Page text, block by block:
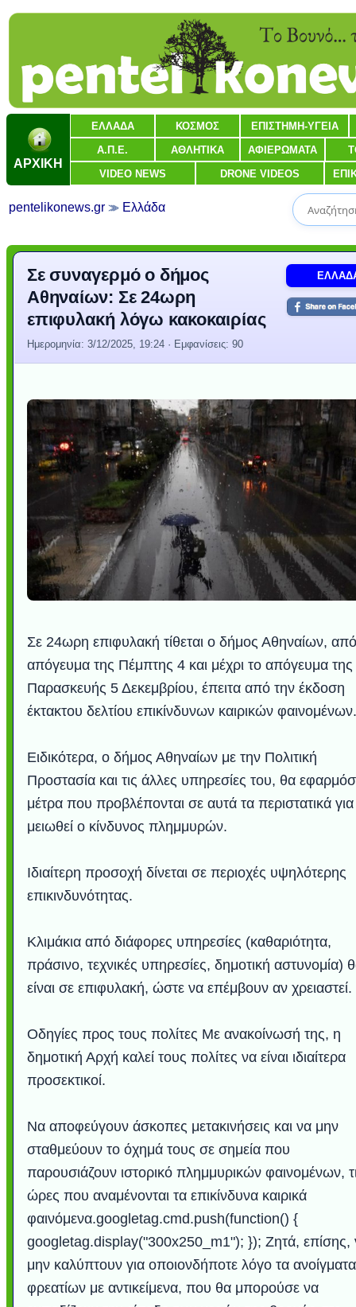
ΑΡΧΙΚΗ
ΕΛΛΑΔΑ ΚΟΣΜΟΣ ΕΠΙΣΤΗΜΗ-ΥΓΕΙΑ
Α.Π.Ε. ΑΘΛΗΤΙΚΑ ΑΦΙΕΡΩΜΑΤΑ
VIDEO NEWS DRONE VIDEOS
pentelikonews.gr Ελλάδα
Σε συναγερμό ο δήμος
Αθηναίων: Σε 24ωρη
επιφυλακή λόγω κακοκαιρίας
Ημερομηνία: 3/12/2025, 19:24 · Εμφανίσεις: 90
Σε 24ωρη επιφυλακή τίθεται ο δήμος Αθηναίων,
απόγευμα της Πέμπτης 4 και μέχρι το απόγευμα της
Παρασκευής 5 Δεκεμβρίου, έπειτα από την έκδοση
έκτακτου δελτίου επικίνδυνων καιρικών φαινομένων.
Ειδικότερα, ο δήμος Αθηναίων με την Πολιτική
Προστασία και τις άλλες υπηρεσίες του, θα
μέτρα που προβλέπονται σε αυτά τα περιστατικά
μειωθεί ο κίνδυνος πλημμυρών.
Ιδιαίτερη προσοχή δίνεται σε περιοχές υψηλότερης
επικινδυνότητας.
Κλιμάκια από διάφορες υπηρεσίες (καθαριότητα,
πράσινο, τεχνικές υπηρεσίες, δημοτική αστυνομία)
είναι σε επιφυλακή, ώστε να επέμβουν αν χρειαστεί.
Οδηγίες προς τους πολίτες Με ανακοίνωσή της, η
δημοτική Αρχή καλεί τους πολίτες να είναι ιδιαίτερα
προσεκτικοί.
Να αποφεύγουν άσκοπες μετακινήσεις και να μην
σταθμεύουν το όχημά τους σε σημεία που
παρουσιάζουν ιστορικό πλημμυρικών φαινομένων,
ώρες που αναμένονται τα επικίνδυνα καιρικά
φαινόμενα.googletag.cmd.push(function() {
googletag.display("300x250_m1"); }); Ζητά, επίσης,
μην καλύπτουν για οποιονδήποτε λόγο τα ανοίγματα
φρεατίων με αντικείμενα, που θα μπορούσε να
τα μαλλιά
Σταθμός: Ο
το παράθυρό
καταιγίδα
από
στην
Αθήνας από το
που κάνει το
φωτίσει τη Γη
κι απ' το
λεοπάρδαλη
μωρό
Νορβηγία που